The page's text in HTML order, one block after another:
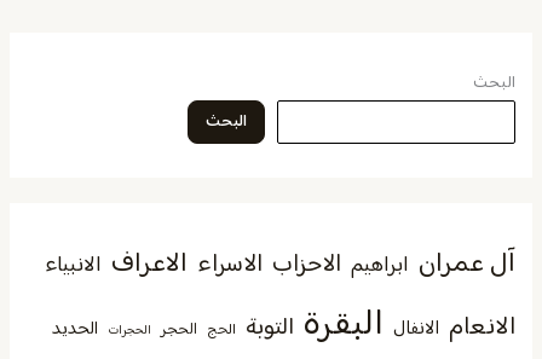
البحث
البحث
آل عمران ابراهيم الاحزاب الاسراء الاعراف الانبياء
الانعام الانفال البقرة التوبة الحج الحجر الحجرات الحديد